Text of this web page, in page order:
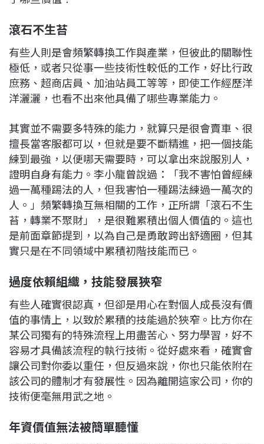
滾石不生苔
有些人則是會頻繁轉換工作與產業，但彼此的關聯性
極低，或者只從事一些技術性較低的工作，好比行政
庶務、超商店員、加油站員工等等，即使工作經歷洋
洋灑灑，也看不出來他具備了哪些專業能力。
其實並不需要多特殊的能力，就算只是很會賣車、很
擅長當客服都可以，但就是要不斷精進，把一個技能
練到最強，以便哪天需要時，可以拿出來說服別人，
證明自身有能力。李小龍曾說過：「我不害怕曾經練
過一萬種踢法的人，但我害怕一種踢法練過一萬次的
人。」頻繁轉換互無相關的工作，正所謂「滾石不生
苔，轉業不聚財」，是很難累積出個人價值的。這也
是前面章節提到，以為自己是勇敢跨出舒適圈，但其
實只是在不同領域中累積初階技能而已。
過度依賴組織，技能發展狹窄
有些人確實很認真，但卻是用心在對個人成長沒有價
值的事情上，以致於累積的技能過於狹窄。比方你在
某公司獨有的特殊流程上用盡苦心、努力學習，好不
容易才具備該流程的執行技術。從好處來看，確實會
讓公司對你委以重任，但反過來說，你也只能依附在
該公司的體制才有發展性。因為離開這家公司，你的
技術便毫無用武之地。
年資價值無法被簡單聽懂